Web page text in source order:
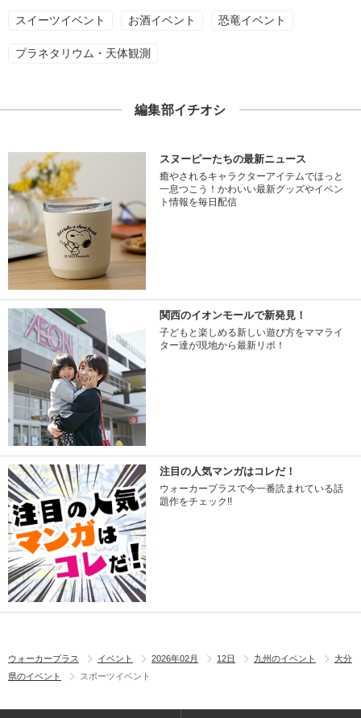
スイーツイベント お酒イベント 恐竜イベント
プラネタリウム・天体観測
編集部イチオシ
スヌーピーたちの最新ニュース
癒やされるキャラクターアイテムでほっと
一息つこう！かわいい最新グッズやイベン
ト情報を毎日配信
関西のイオンモールで新発見！
子どもと楽しめる新しい遊び方をママライ
ター達が現地から最新リポ！
注目の人気マンガはコレだ！
ウォーカープラスで今一番読まれている話
題作をチェック!!
ウォーカープラス イベント 2026年02月 12日 九州のイベント
大分
県のイベント
スポーツイベント